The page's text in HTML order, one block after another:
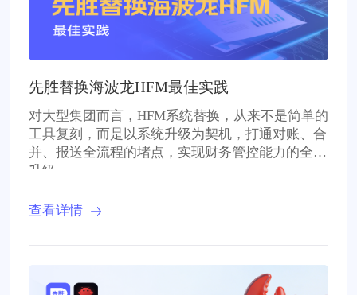
先胜替换海波龙HFM最佳实践
对大型集团而言，HFM系统替换，从来不是简单的
工具复刻，而是以系统升级为契机，打通对账、合
并、报送全流程的堵点，实现财务管控能力的全面
升级。
查看详情